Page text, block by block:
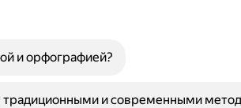
и орфографией?
традиционными и современными